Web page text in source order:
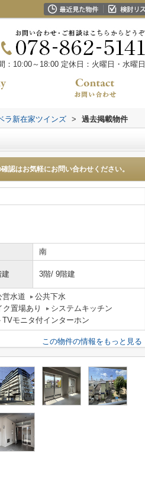
：10:00～18:00 定休日：火曜日・水曜日
ラ新在家ツインズ > 過去掲載物件
認はお気軽にお問い合わせください。
南
3階/ 9階建
営水道
公共下水
ク置場あり
システムキッチン
TVモニタ付インターホン
この物件の情報をもっと見る